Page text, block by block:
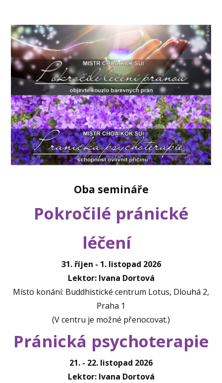
Oba semináře
Pokročilé pránické
léčení
31. říjen - 1. listopad 2026
Lektor: Ivana Dortová
Místo konání: Buddhistické centrum Lotus, Dlouhá 2,
Praha 1
(V centru je možné přenocovat.)
Pránická psychoterapie
21. - 22. listopad 2026
Lektor: Ivana Dortová